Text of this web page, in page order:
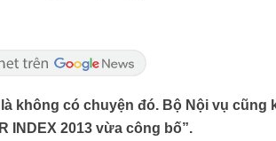
không có chuyện đó. Bộ Nội vụ cũng
INDEX 2013 vừa công bố”.